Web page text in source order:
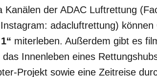
Kanälen der ADAC Luftrettung
adacluftrettung) können
miterleben. Außerdem gibt es
das Innenleben eines
Projekt sowie eine Zeitreise